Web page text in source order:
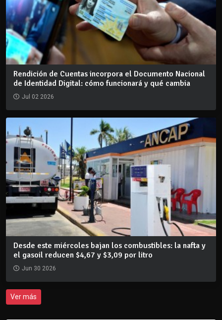
Rendición de Cuentas incorpora el Documento Nacional
de Identidad Digital: cómo funcionará y qué cambia
Jul 02 2026
Desde este miércoles bajan los combustibles: la nafta y
el gasoil reducen $4,67 y $3,09 por litro
Jun 30 2026
Ver más